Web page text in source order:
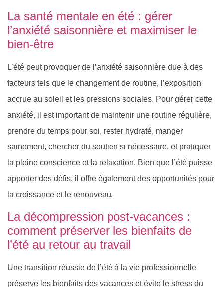
La santé mentale en été : gérer
l’anxiété saisonnière et maximiser le
bien-être
L’été peut provoquer de l’anxiété saisonnière due à des
facteurs tels que le changement de routine, l’exposition
accrue au soleil et les pressions sociales. Pour gérer cette
anxiété, il est important de maintenir une routine régulière,
prendre du temps pour soi, rester hydraté, manger
sainement, chercher du soutien si nécessaire, et pratiquer
la pleine conscience et la relaxation. Bien que l’été puisse
apporter des défis, il offre également des opportunités pour
la croissance et le renouveau.
La décompression post-vacances :
comment préserver les bienfaits de
l’été au retour au travail
Une transition réussie de l’été à la vie professionnelle
préserve les bienfaits des vacances et évite le stress du